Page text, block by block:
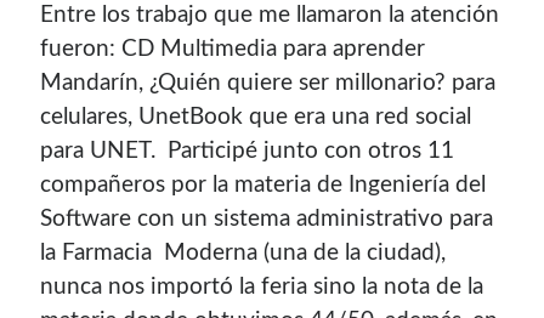
Entre los trabajo que me llamaron la atención
fueron: CD Multimedia para aprender
Mandarí­n, ¿Quién quiere ser millonario? para
celulares, UnetBook que era una red social
para UNET. Participé junto con otros 11
compañeros por la materia de Ingenierí­a del
Software con un sistema administrativo para
la Farmacia Moderna (una de la ciudad),
nunca nos importó la feria sino la nota de la